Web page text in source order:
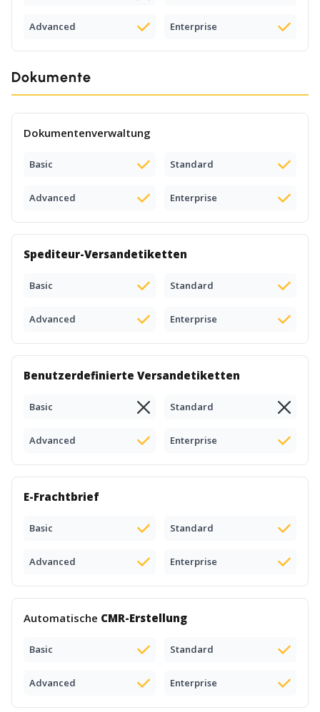
Advanced Enterprise
Dokumente
Dokumentenverwaltung
Basic Standard
Advanced Enterprise
Spediteur-Versandetiketten
Basic Standard
Advanced Enterprise
Benutzerdefinierte Versandetiketten
Basic Standard
Advanced Enterprise
E-Frachtbrief
Basic Standard
Advanced Enterprise
Automatische CMR-Erstellung
Basic Standard
Advanced Enterprise